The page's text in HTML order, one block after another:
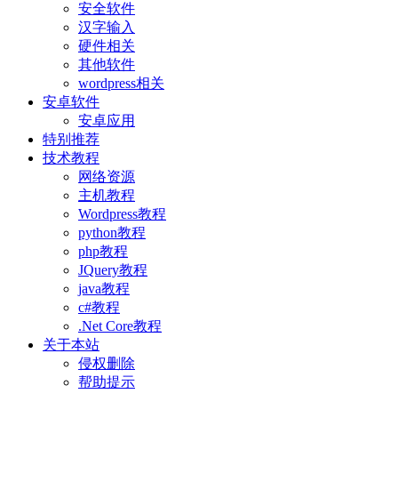
安全软件
汉字输入
硬件相关
其他软件
wordpress相关
安卓软件
安卓应用
特别推荐
技术教程
网络资源
主机教程
Wordpress教程
python教程
php教程
JQuery教程
java教程
c#教程
.Net Core教程
关于本站
侵权删除
帮助提示